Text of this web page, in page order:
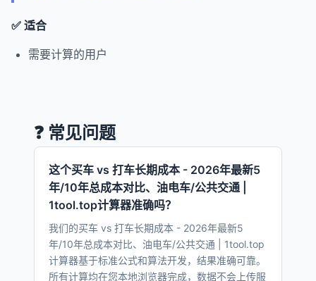
✅ 适合
需要计算的用户
❓ 常见问题
这个买车 vs 打车长期成本 - 2026年最新5
年/10年总成本对比、油电车/公共交通 |
1tool.top计算器准确吗？
我们的买车 vs 打车长期成本 - 2026年最新5
年/10年总成本对比、油电车/公共交通 | 1tool.top
计算器基于标准公式和算法开发，结果准确可靠。
所有计算均在您本地浏览器完成，数据不会上传服